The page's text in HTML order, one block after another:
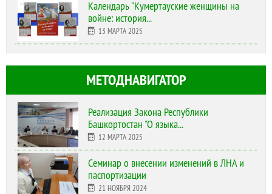
Календарь "Кумертауские женщины на
войне: история...
13 МАРТА 2025
МЕТОДНАВИГАТОР
Реализация Закона Республики
Башкортостан "О языка...
12 МАРТА 2025
Cеминар о внесении изменений в ЛНА и
паспортизации
21 НОЯБРЯ 2024